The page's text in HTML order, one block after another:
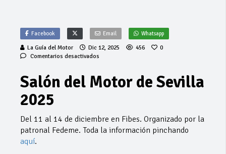
Facebook Email Whatsapp
La Guía del Motor Dic 12, 2025 456
0
Comentarios desactivados
Motor
Salón del Motor de Sevilla
2025
Del 11 al 14 de diciembre en Fibes. Organizado por la
patronal Fedeme. Toda la información pinchando
aquí.